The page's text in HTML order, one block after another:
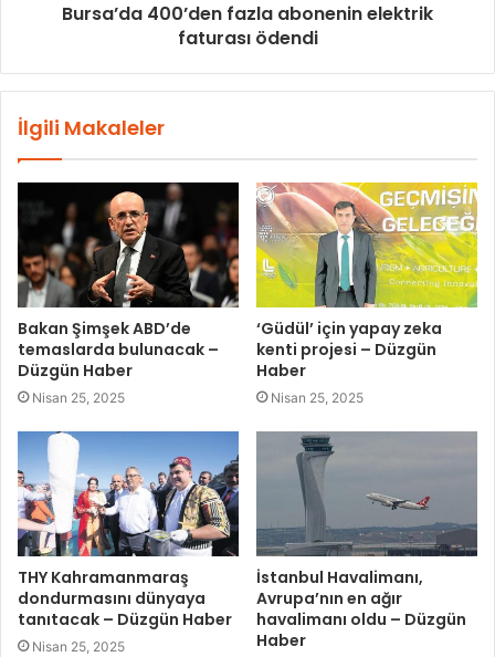
Bursa’da 400’den fazla abonenin elektrik
faturası ödendi
İlgili Makaleler
Bakan Şimşek ABD’de
temaslarda bulunacak –
Düzgün Haber
Nisan 25, 2025
‘Güdül’ için yapay zeka
kenti projesi – Düzgün
Haber
Nisan 25, 2025
THY Kahramanmaraş
dondurmasını dünyaya
tanıtacak – Düzgün Haber
Nisan 25, 2025
İstanbul Havalimanı,
Avrupa’nın en ağır
havalimanı oldu – Düzgün
Haber